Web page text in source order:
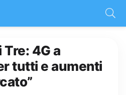
4G a
tutti e aumenti